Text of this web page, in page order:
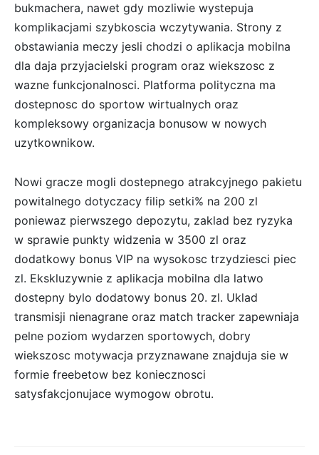
bukmachera, nawet gdy mozliwie wystepuja
komplikacjami szybkoscia wczytywania. Strony z
obstawiania meczy jesli chodzi o aplikacja mobilna
dla daja przyjacielski program oraz wiekszosc z
wazne funkcjonalnosci. Platforma polityczna ma
dostepnosc do sportow wirtualnych oraz
kompleksowy organizacja bonusow w nowych
uzytkownikow.
Nowi gracze mogli dostepnego atrakcyjnego pakietu
powitalnego dotyczacy filip setki% na 200 zl
poniewaz pierwszego depozytu, zaklad bez ryzyka
w sprawie punkty widzenia w 3500 zl oraz
dodatkowy bonus VIP na wysokosc trzydziesci piec
zl. Ekskluzywnie z aplikacja mobilna dla latwo
dostepny bylo dodatowy bonus 20. zl. Uklad
transmisji nienagrane oraz match tracker zapewniaja
pelne poziom wydarzen sportowych, dobry
wiekszosc motywacja przyznawane znajduja sie w
formie freebetow bez koniecznosci
satysfakcjonujace wymogow obrotu.